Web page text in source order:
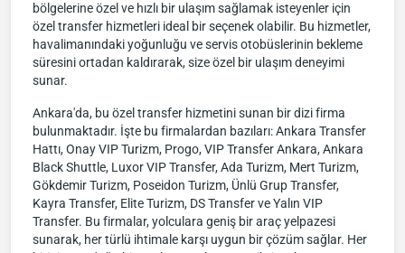
bölgelerine özel ve hızlı bir ulaşım sağlamak isteyenler için
özel transfer hizmetleri ideal bir seçenek olabilir. Bu hizmetler,
havalimanındaki yoğunluğu ve servis otobüslerinin bekleme
süresini ortadan kaldırarak, size özel bir ulaşım deneyimi
sunar.
Ankara'da, bu özel transfer hizmetini sunan bir dizi firma
bulunmaktadır. İşte bu firmalardan bazıları: Ankara Transfer
Hattı, Onay VIP Turizm, Progo, VIP Transfer Ankara, Ankara
Black Shuttle, Luxor VIP Transfer, Ada Turizm, Mert Turizm,
Gökdemir Turizm, Poseidon Turizm, Ünlü Grup Transfer,
Kayra Transfer, Elite Turizm, DS Transfer ve Yalın VIP
Transfer. Bu firmalar, yolculara geniş bir araç yelpazesi
sunarak, her türlü ihtimale karşı uygun bir çözüm sağlar. Her